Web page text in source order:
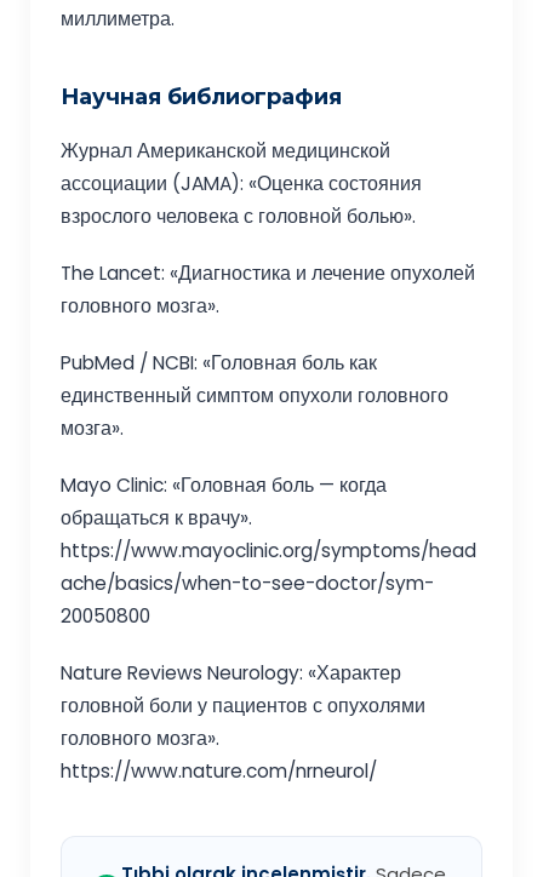
миллиметра.
Научная библиография
Журнал Американской медицинской
ассоциации (JAMA): «Оценка состояния
взрослого человека с головной болью».
The Lancet: «Диагностика и лечение опухолей
головного мозга».
PubMed / NCBI: «Головная боль как
единственный симптом опухоли головного
мозга».
Mayo Clinic: «Головная боль — когда
обращаться к врачу».
https://www.mayoclinic.org/symptoms/head
ache/basics/when-to-see-doctor/sym-
20050800
Nature Reviews Neurology: «Характер
головной боли у пациентов с опухолями
головного мозга».
https://www.nature.com/nrneurol/